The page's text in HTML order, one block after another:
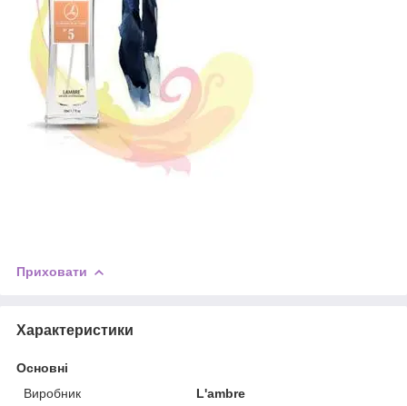
Приховати
Характеристики
Основні
Виробник
L'ambre